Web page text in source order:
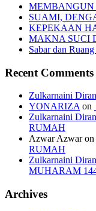
MEMBANGUN
SUAMI,
KEPEKAAN
MAKNA SUCI
Sabar dan
Recent Comments
Zulkarnaini Diran
YONARIZA on
Zulkarnaini Diran
RUMAH
Azwar Azwaron
RUMAH
Zulkarnaini Diran
MUHARAM
Archives